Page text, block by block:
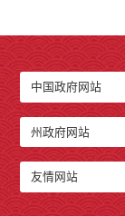
中国政府网站
州政府网站
友情网站